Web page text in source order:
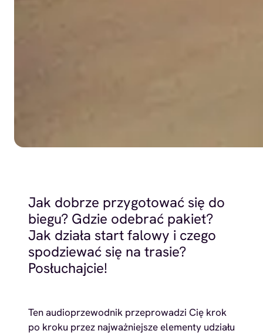
Jak dobrze przygotować się do
biegu? Gdzie odebrać pakiet?
Jak działa start falowy i czego
spodziewać się na trasie?
Posłuchajcie!
Ten audioprzewodnik przeprowadzi Cię krok
po kroku przez najważniejsze elementy udziału